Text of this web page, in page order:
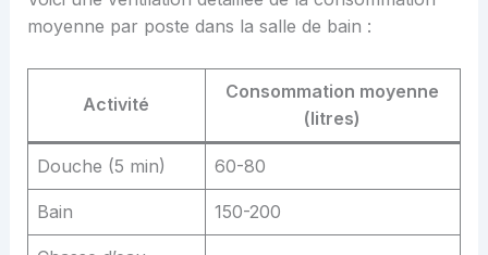
moyenne par poste dans la salle de bain :
Activité
Consommation moyenne
(litres)
Douche (5 min) 60-80
Bain 150-200